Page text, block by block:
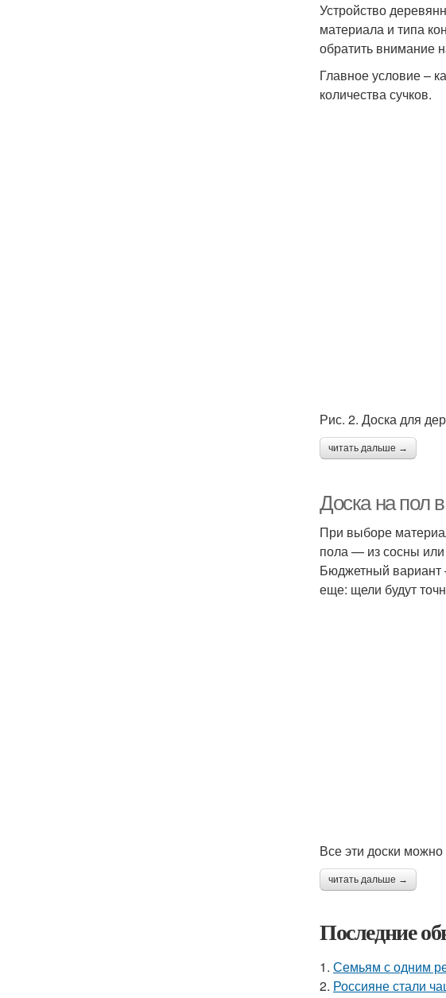
Устройство
материала и типа
обратить внимание
Главное условие –
количества сучков.
Рис. 2. Доска для
читать дальше →
Доска на пол
При выборе
пола — из сосны
Бюджетный вариант
еще: щели будут
Все эти доски можно
читать дальше →
Последние
1. Семьям с одним
2. Россияне стали